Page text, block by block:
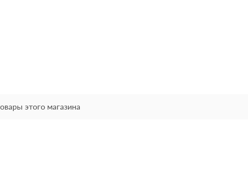
этого магазина